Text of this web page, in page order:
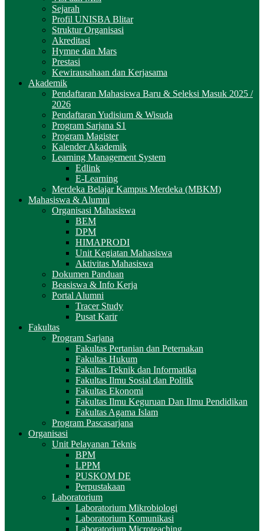
Sejarah
Profil UNISBA Blitar
Struktur Organisasi
Akreditasi
Hymne dan Mars
Prestasi
Kewirausahaan dan Kerjasama
Akademik
Pendaftaran Mahasiswa Baru & Seleksi Masuk 2025 /
2026
Pendaftaran Yudisium & Wisuda
Program Sarjana S1
Program Magister
Kalender Akademik
Learning Management System
Edlink
E-Learning
Merdeka Belajar Kampus Merdeka (MBKM)
Mahasiswa & Alumni
Organisasi Mahasiswa
BEM
DPM
HIMAPRODI
Unit Kegiatan Mahasiswa
Aktivitas Mahasiswa
Dokumen Panduan
Beasiswa & Info Kerja
Portal Alumni
Tracer Study
Pusat Karir
Fakultas
Program Sarjana
Fakultas Pertanian dan Peternakan
Fakultas Hukum
Fakultas Teknik dan Informatika
Fakultas Ilmu Sosial dan Politik
Fakultas Ekonomi
Fakultas Ilmu Keguruan Dan Ilmu Pendidikan
Fakultas Agama Islam
Program Pascasarjana
Organisasi
Unit Pelayanan Teknis
BPM
LPPM
PUSKOM DE
Perpustakaan
Laboratorium
Laboratorium Mikrobiologi
Laboratorium Komunikasi
Laboratorium Microteaching